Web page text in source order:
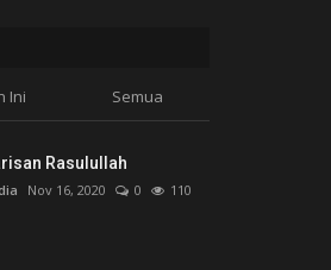
Ini Semua
Rasulullah
Nov 16, 2020 0 110